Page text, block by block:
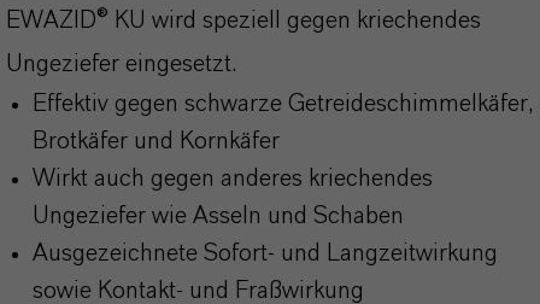
EWAZID® KU wird speziell gegen kriechendes
Ungeziefer eingesetzt.
Effektiv gegen schwarze Getreideschimmelkäfer,
Brotkäfer und Kornkäfer
Wirkt auch gegen anderes kriechendes
Ungeziefer wie Asseln und Schaben
Ausgezeichnete Sofort- und Langzeitwirkung
sowie Kontakt- und Fraßwirkung